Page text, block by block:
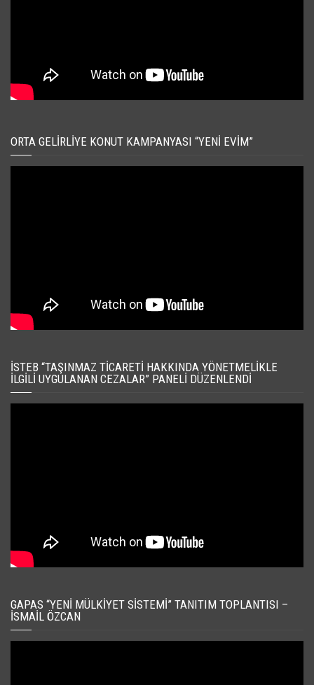
ORTA GELIRLIYE KONUT KAMPANYASI “YENI EVIM”
İSTEB “TAŞINMAZ TICARETI HAKKINDA YÖNETMELIKLE
İLGILI UYGULANAN CEZALAR” PANELI DÜZENLENDI
GAPAS “YENI MÜLKIYET SISTEMI” TANITIM TOPLANTISI –
İSMAIL ÖZCAN